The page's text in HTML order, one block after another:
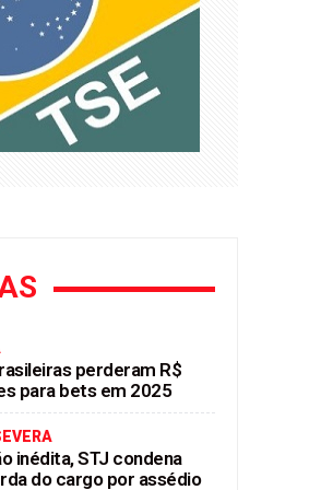
perderam R$
para bets em 2025
inédita, STJ condena
do cargo por assédio